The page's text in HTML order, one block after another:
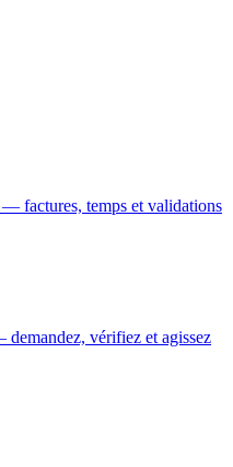
factures, temps et validations
vérifiez et agissez